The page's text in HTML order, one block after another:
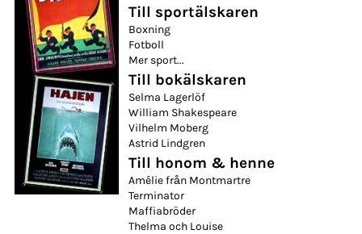
Till sportälskaren
Boxning
Fotboll
Mer sport...
Till bokälskaren
Selma Lagerlöf
William Shakespeare
Vilhelm Moberg
Astrid Lindgren
Till honom & henne
Amélie från Montmartre
Terminator
Maffiabröder
Thelma och Louise